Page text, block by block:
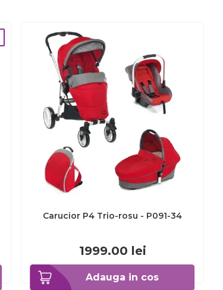
Adauga in cos
Carucior P4 Trio-rosu - P091-34
1999.00 lei